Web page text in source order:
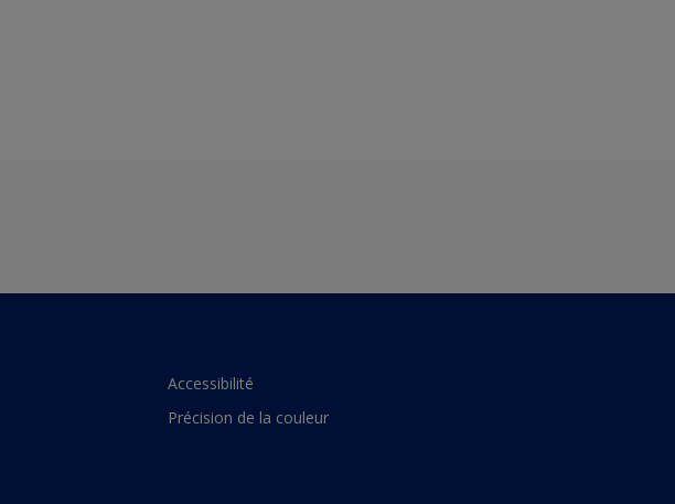
Accessibilité
Précision de la couleur